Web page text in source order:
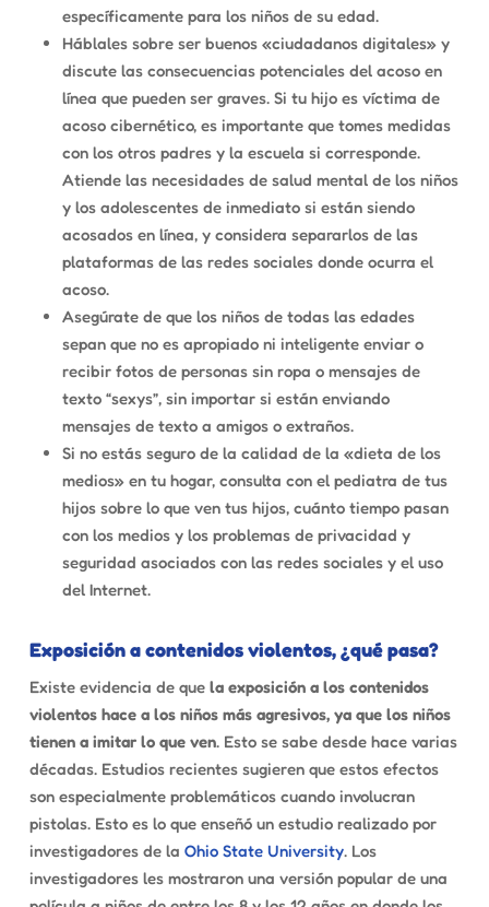
específicamente para los niños de su edad.
Háblales sobre ser buenos «ciudadanos digitales» y
discute las consecuencias potenciales del acoso en
línea que pueden ser graves. Si tu hijo es víctima de
acoso cibernético, es importante que tomes medidas
con los otros padres y la escuela si corresponde.
Atiende las necesidades de salud mental de los niños
y los adolescentes de inmediato si están siendo
acosados en línea, y considera separarlos de las
plataformas de las redes sociales donde ocurra el
acoso.
Asegúrate de que los niños de todas las edades
sepan que no es apropiado ni inteligente enviar o
recibir fotos de personas sin ropa o mensajes de
texto “sexys”, sin importar si están enviando
mensajes de texto a amigos o extraños.
Si no estás seguro de la calidad de la «dieta de los
medios» en tu hogar, consulta con el pediatra de tus
hijos sobre lo que ven tus hijos, cuánto tiempo pasan
con los medios y los problemas de privacidad y
seguridad asociados con las redes sociales y el uso
del Internet.
Exposición a contenidos violentos, ¿qué pasa?
Existe evidencia de que la exposición a los contenidos
violentos hace a los niños más agresivos, ya que los niños
tienen a imitar lo que ven. Esto se sabe desde hace varias
décadas. Estudios recientes sugieren que estos efectos
son especialmente problemáticos cuando involucran
pistolas. Esto es lo que enseñó un estudio realizado por
investigadores de la Ohio State University. Los
investigadores les mostraron una versión popular de una